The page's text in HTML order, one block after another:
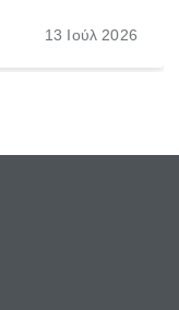
κοινωνικότητας
13 Ιούλ 2026